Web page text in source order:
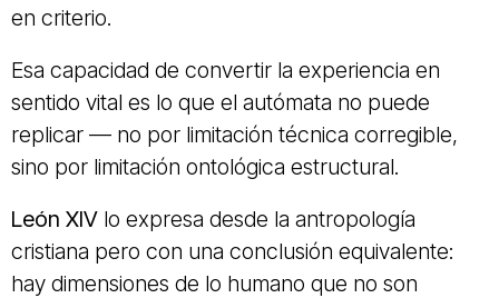
en criterio.
Esa capacidad de convertir la experiencia en
sentido vital es lo que el autómata no puede
replicar — no por limitación técnica corregible,
sino por limitación ontológica estructural.
León XIV lo expresa desde la antropología
cristiana pero con una conclusión equivalente:
hay dimensiones de lo humano que no son